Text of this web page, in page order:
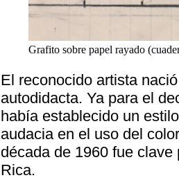
Grafito sobre papel rayado
El reconocido artista
autodidacta. Ya para el
había establecido un
audacia en el uso del
década de 1960 fue
Rica.